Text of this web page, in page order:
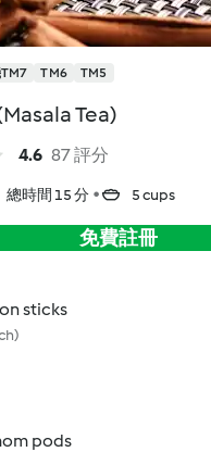
TM6 TM5
Tea)
4.6 87 評分
總時間 15 分 5 cups
免費註冊
sticks
pods